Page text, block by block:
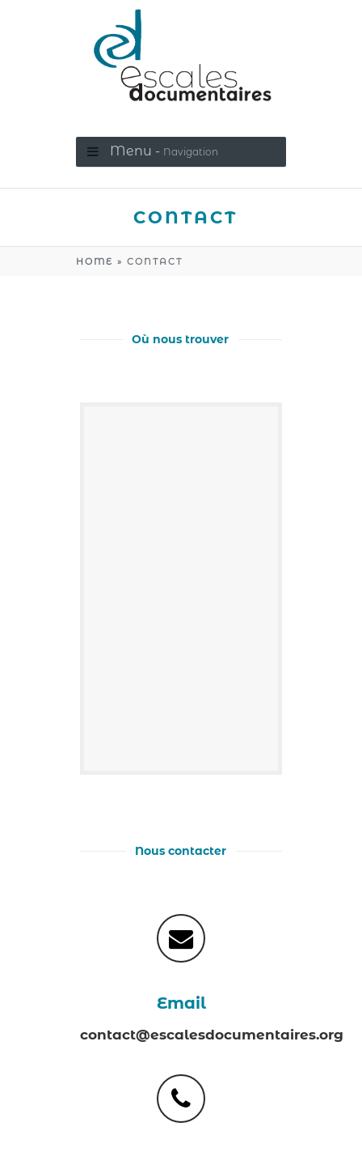
Menu - Navigation
CONTACT
HOME » CONTACT
Où nous trouver
Nous contacter
Email
contact@escalesdocumentaires.org